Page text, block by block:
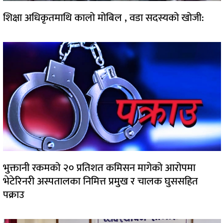
शिक्षा अधिकृतमाथि कालो मोबिल , वडा सदस्यको खोजी:
भुक्तानी रकमको २० प्रतिशत कमिसन मागेको आरोपमा
भेटेरिनरी अस्पतालका निमित्त प्रमुख र चालक घुससहित
पक्राउ